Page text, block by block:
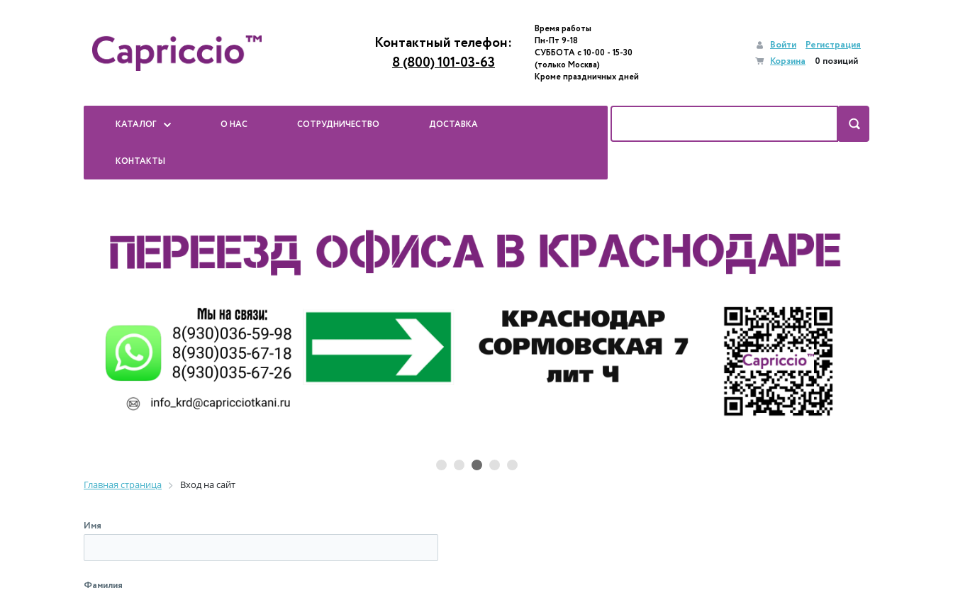
Войти
Регистрация
Корзина
0 позиций
Контактный телефон:
8 (800) 101-03-63
Время работы
Пн-Пт 9-18
СУББОТА с 10-00 - 15-30
(только Москва)
Кроме праздничных дней
КАТАЛОГ О НАС СОТРУДНИЧЕСТВО ДОСТАВКА
КОНТАКТЫ
Главная страница Вход на сайт
Имя
Фамилия